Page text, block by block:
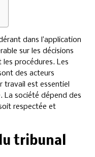
dans l’application
sur les décisions
procédures. Les
des acteurs
travail est essentiel
La société dépend des
respectée et
tribunal